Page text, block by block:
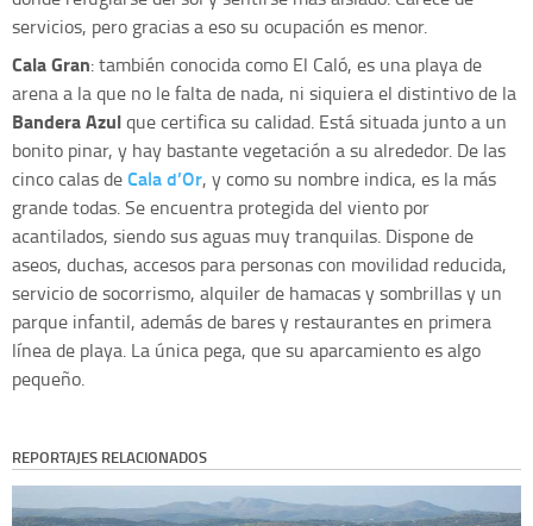
servicios, pero gracias a eso su ocupación es menor.
Cala Gran: también conocida como El Caló, es una playa de
arena a la que no le falta de nada, ni siquiera el distintivo de la
Bandera Azulque certifica su calidad. Está situada junto a un
bonito pinar, y hay bastante vegetación a su alrededor. De las
cinco calas deCala d’Or, y como su nombre indica, es la más
grande todas. Se encuentra protegida del viento por
acantilados, siendo sus aguas muy tranquilas. Dispone de
aseos, duchas, accesos para personas con movilidad reducida,
servicio de socorrismo, alquiler de hamacas y sombrillas y un
parque infantil, además de bares y restaurantes en primera
línea de playa. La única pega, que su aparcamiento es algo
pequeño.
REPORTAJES RELACIONADOS